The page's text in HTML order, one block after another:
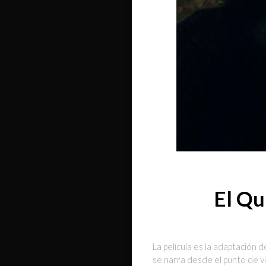
El
La película es la adaptación
se narra desde el punto de